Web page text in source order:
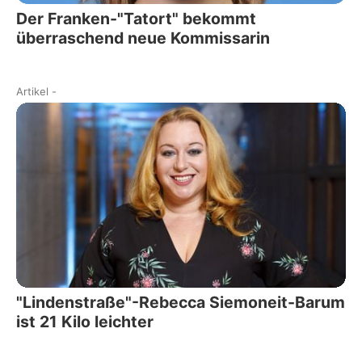
Der Franken-"Tatort" bekommt
überraschend neue Kommissarin
Artikel -
"Lindenstraße"-Rebecca Siemoneit-Barum
ist 21 Kilo leichter